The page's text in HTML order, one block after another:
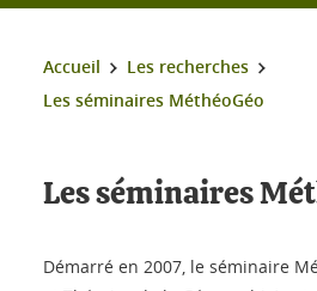
Vous êtes ici :
Accueil
Les recherches
Les séminaires MéthéoGéo
Les séminaires
Démarré en 2007, le séminaire